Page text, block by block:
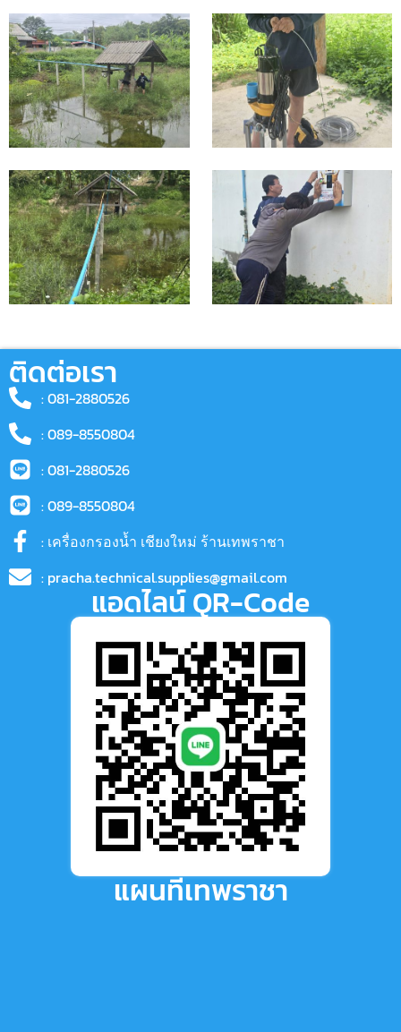
ติดต่อเรา
: 081-2880526
: 089-8550804
: 081-2880526
: 089-8550804
: เครื่องกรองน้ำ เชียงใหม่ ร้านเทพราชา
: pracha.technical.supplies@gmail.com
แอดไลน์ QR-Code
แผนที่เทพราชา